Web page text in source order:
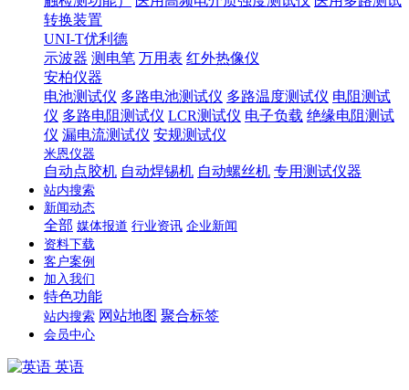
转换装置
UNI-T优利德
示波器 测电笔 万用表 红外热像仪
安柏仪器
电池测试仪 多路电池测试仪 多路温度测试仪 电阻测试
仪 多路电阻测试仪 LCR测试仪 电子负载 绝缘电阻测试
仪 漏电流测试仪 安规测试仪
米恩仪器
自动点胶机 自动焊锡机 自动螺丝机 专用测试仪器
站内搜索
新闻动态
全部 媒体报道 行业资讯 企业新闻
资料下载
客户案例
加入我们
特色功能
站内搜索 网站地图 聚合标签
会员中心
英语